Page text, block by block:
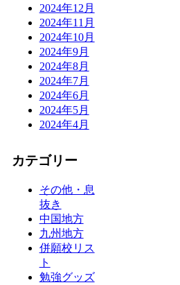
2024年12月
2024年11月
2024年10月
2024年9月
2024年8月
2024年7月
2024年6月
2024年5月
2024年4月
カテゴリー
その他・息
抜き
中国地方
九州地方
併願校リス
ト
勉強グッズ